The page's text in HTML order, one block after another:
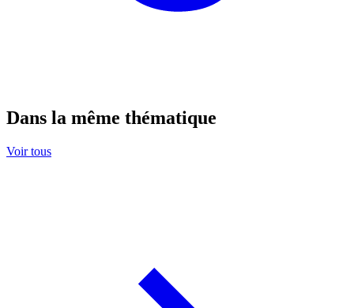
Dans la même thématique
Voir tous